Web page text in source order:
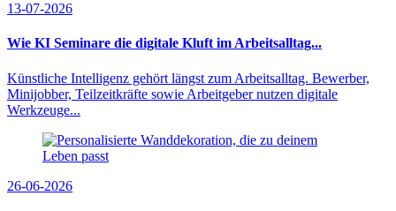
13-07-2026
Wie KI Seminare die digitale Kluft im Arbeitsalltag...
Künstliche Intelligenz gehört längst zum Arbeitsalltag. Bewerber,
Minijobber, Teilzeitkräfte sowie Arbeitgeber nutzen digitale
Werkzeuge...
26-06-2026